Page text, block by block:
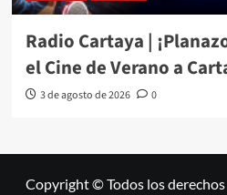
Radio Cartaya |
el Cine de Verano a
3 de agosto de 2026 0
Copyright © Todos los derechos